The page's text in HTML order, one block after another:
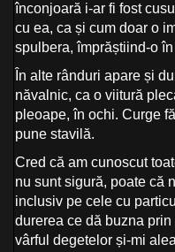
înconjoară i-ar fi fost
cu ea, ca și cum doar o
spulbera, împrăștiind-o
În alte rânduri apare și
năvalnic, ca o viitură
pleoape, în ochi. Curge
pune stavilă.
Cred că am cunoscut
nu sunt sigură, poate că
inclusiv pe cele cu
durerea ce dă buzna
vârful degetelor și-mi